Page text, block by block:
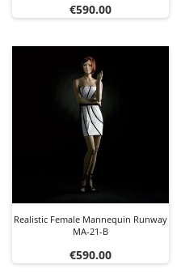
Price
€590.00
Realistic Female Mannequin Runway
MA-21-B
Price
€590.00